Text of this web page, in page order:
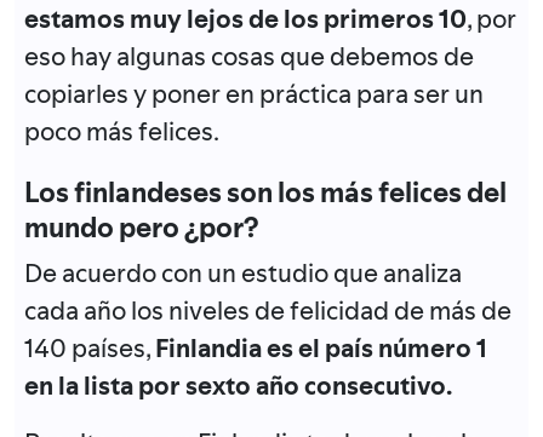
estamos muy lejos de los primeros 10, por
eso hay algunas cosas que debemos de
copiarles y poner en práctica para ser un
poco más felices.
Los finlandeses son los más felices del
mundo pero ¿por?
De acuerdo con un estudio que analiza
cada año los niveles de felicidad de más de
140 países,Finlandia es el país número 1
en la lista por sexto año consecutivo.